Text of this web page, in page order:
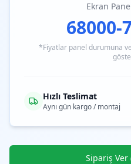
Ekran
68000-
*Fiyatlar panel durumuna
Hızlı Teslimat
Aynı gün kargo / montaj
Sipariş Ver